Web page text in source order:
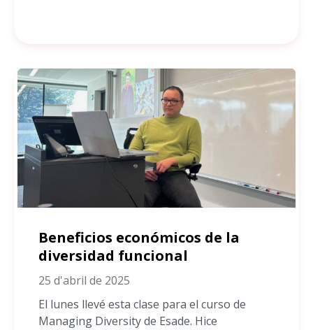
Beneficios económicos de la
diversidad funcional
25 d'abril de 2025
El lunes llevé esta clase para el curso de
Managing Diversity de Esade. Hice